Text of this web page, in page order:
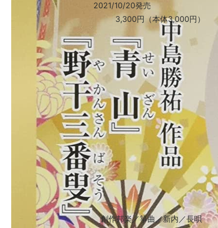
2021/10/20発売
3,300円（本体3,000円）
創作邦楽／箏曲／新内／長唄